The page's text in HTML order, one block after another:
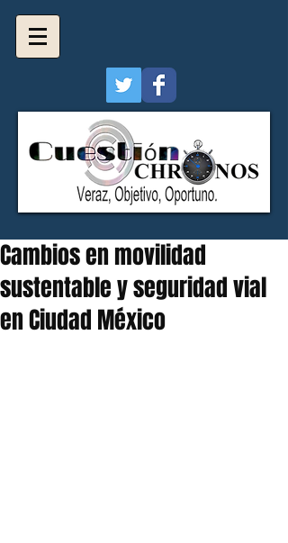
Cambios en movilidad
sustentable y seguridad vial
en Ciudad México